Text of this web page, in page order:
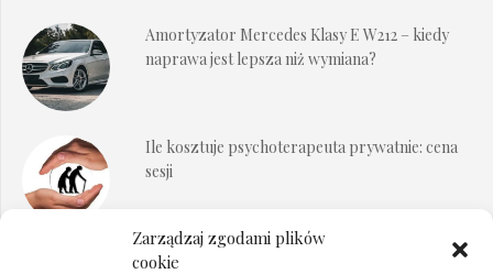
Zarządzaj zgodami plików
cookie
Amortyzator Mercedes Klasy E W212 – kiedy
naprawa jest lepsza niż wymiana?
Ile kosztuje psychoterapeuta prywatnie: cena
sesji
Dokumenty do odbioru przy zmianie biura